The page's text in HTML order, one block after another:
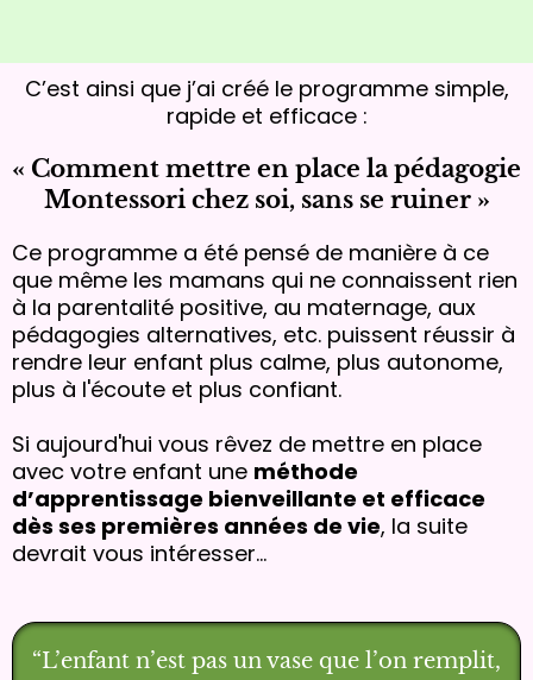
C’est ainsi que j’ai créé le programme simple,
rapide et efficace :
« Comment mettre en place la pédagogie
Montessori chez soi, sans se ruiner »
Ce programme a été pensé de manière à ce
que même les mamans qui ne connaissent rien
à la parentalité positive, au maternage, aux
pédagogies alternatives, etc. puissent réussir à
rendre leur enfant plus calme, plus autonome,
plus à l'écoute et plus confiant.
Si aujourd'hui vous rêvez de mettre en place
avec votre enfant une méthode
d’apprentissage bienveillante et efficace
dès ses premières années de vie, la suite
devrait vous intéresser...
“L’enfant n’est pas un vase que l’on remplit,